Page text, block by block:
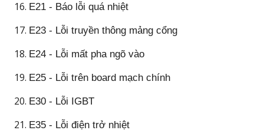
E21 - Báo lỗi quá nhiệt
E23 - Lỗi truyền thông mảng cổng
E24 - Lỗi mất pha ngõ vào
E25 - Lỗi trên board mạch chính
E30 - Lỗi IGBT
E35 - Lỗi điện trở nhiệt